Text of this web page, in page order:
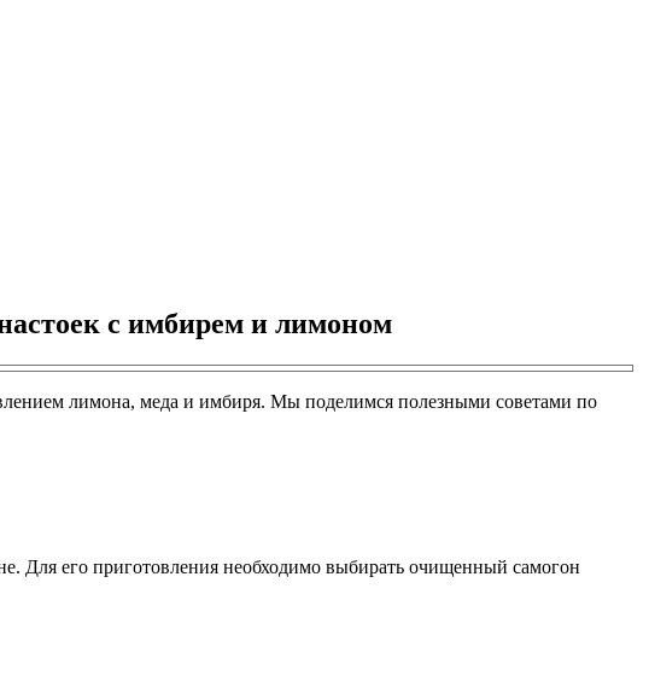
с имбирем и лимоном
лимона, меда и имбиря. Мы поделимся полезными советами по
Для его приготовления необходимо выбирать очищенный самогон